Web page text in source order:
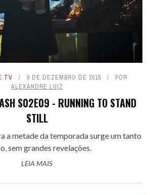
TV 9 DE DEZEMBRO DE 2015
POR
ALEXANDRE LUIZ
S02E09 - RUNNING TO STAND
STILL
a metade da temporada surge um tanto
sem grandes revelações.
LEIA MAIS